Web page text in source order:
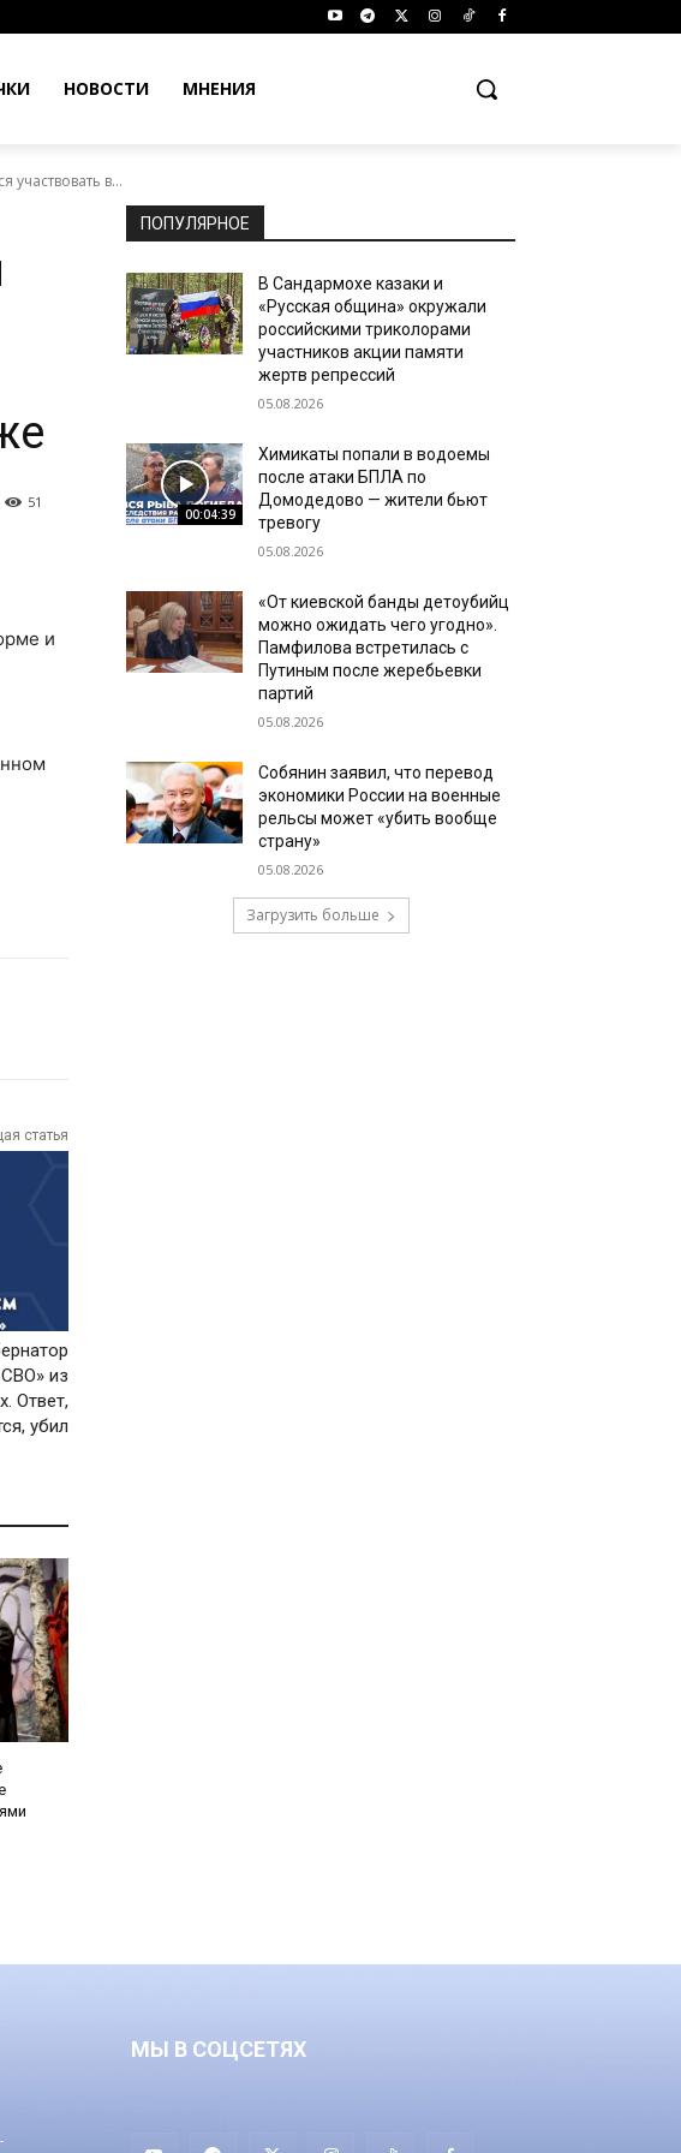
НОВОСТИ МНЕНИЯ
в...
51
и
статья
из
Ответ,
убил
ПОПУЛЯРНОЕ
В Сандармохе казаки и
«Русская община» окружали
российскими триколорами
участников акции памяти
жертв репрессий
05.08.2026
00:04:39
Химикаты попали в водоемы
после атаки БПЛА по
Домодедово — жители бьют
тревогу
05.08.2026
«От киевской банды детоубийц
можно ожидать чего угодно».
Памфилова встретилась с
Путиным после жеребьевки
партий
05.08.2026
Собянин заявил, что перевод
экономики России на военные
рельсы может «убить вообще
страну»
05.08.2026
Загрузить больше
МЫ В СОЦСЕТЯХ